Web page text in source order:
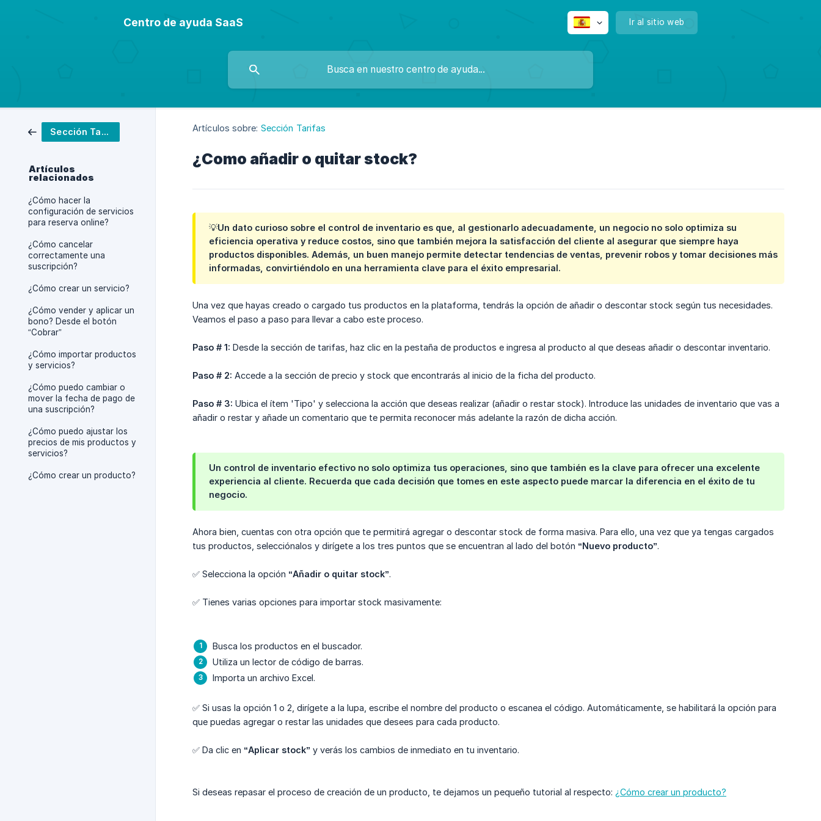
Centro de ayuda SaaS Ir al sitio web
Sección Tarifas
Artículos
relacionados
¿Cómo hacer la
configuración de servicios
para reserva online?
¿Cómo cancelar
correctamente una
suscripción?
¿Cómo crear un servicio?
¿Cómo vender y aplicar un
bono? Desde el botón
“Cobrar”
¿Cómo importar productos
y servicios?
¿Cómo puedo cambiar o
mover la fecha de pago de
una suscripción?
¿Cómo puedo ajustar los
precios de mis productos y
servicios?
¿Cómo crear un producto?
Artículos sobre: Sección Tarifas
¿Como añadir o quitar stock?
💡Un dato curioso sobre el control de inventario es que, al gestionarlo adecuadamente, un negocio no solo optimiza su
eficiencia operativa y reduce costos, sino que también mejora la satisfacción del cliente al asegurar que siempre haya
productos disponibles. Además, un buen manejo permite detectar tendencias de ventas, prevenir robos y tomar decisiones más
informadas, convirtiéndolo en una herramienta clave para el éxito empresarial.
Una vez que hayas creado o cargado tus productos en la plataforma, tendrás la opción de añadir o descontar stock según tus necesidades.
Veamos el paso a paso para llevar a cabo este proceso.
Paso # 1: Desde la sección de tarifas, haz clic en la pestaña de productos e ingresa al producto al que deseas añadir o descontar inventario.
Paso # 2: Accede a la sección de precio y stock que encontrarás al inicio de la ficha del producto.
Paso # 3: Ubica el ítem 'Tipo' y selecciona la acción que deseas realizar (añadir o restar stock). Introduce las unidades de inventario que vas a
añadir o restar y añade un comentario que te permita reconocer más adelante la razón de dicha acción.
Un control de inventario efectivo no solo optimiza tus operaciones, sino que también es la clave para ofrecer una excelente
experiencia al cliente. Recuerda que cada decisión que tomes en este aspecto puede marcar la diferencia en el éxito de tu
negocio.
Ahora bien, cuentas con otra opción que te permitirá agregar o descontar stock de forma masiva. Para ello, una vez que ya tengas cargados
tus productos, selecciónalos y dirígete a los tres puntos que se encuentran al lado del botón “Nuevo producto”.
✅ Selecciona la opción “Añadir o quitar stock”.
✅ Tienes varias opciones para importar stock masivamente:
Busca los productos en el buscador.
Utiliza un lector de código de barras.
Importa un archivo Excel.
✅ Si usas la opción 1 o 2, dirígete a la lupa, escribe el nombre del producto o escanea el código. Automáticamente, se habilitará la opción para
que puedas agregar o restar las unidades que desees para cada producto.
✅ Da clic en “Aplicar stock” y verás los cambios de inmediato en tu inventario.
Si deseas repasar el proceso de creación de un producto, te dejamos un pequeño tutorial al respecto: ¿Cómo crear un producto?